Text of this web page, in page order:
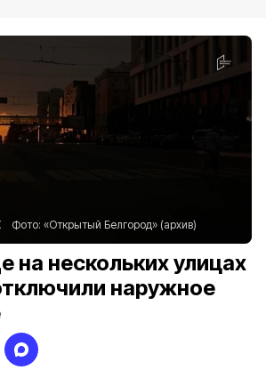
Фото: «Открытый Белгород» (архив)
на нескольких улицах
наружное